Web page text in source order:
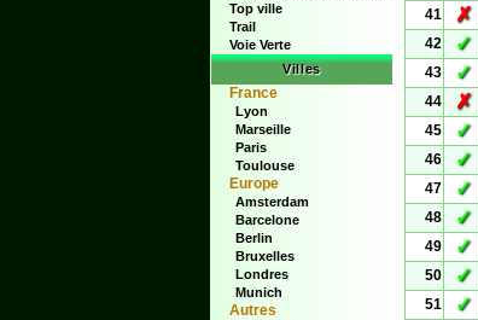
Top ville
Trail
Voie Verte
Villes
France
Lyon
Marseille
Paris
Toulouse
Europe
Amsterdam
Barcelone
Berlin
Bruxelles
Londres
Munich
Autres
41
✗
42
✓
43
✓
44
✗
45
✓
46
✓
47
✓
48
✓
49
✓
50
✓
51
✓